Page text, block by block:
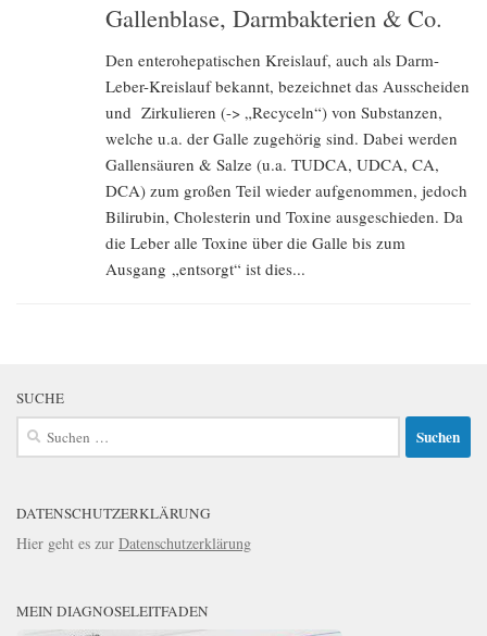
Gallenblase, Darmbakterien & Co.
Den enterohepatischen Kreislauf, auch als Darm-
Leber-Kreislauf bekannt, bezeichnet das Ausscheiden
und Zirkulieren (-> „Recyceln“) von Substanzen,
welche u.a. der Galle zugehörig sind. Dabei werden
Gallensäuren & Salze (u.a. TUDCA, UDCA, CA,
DCA) zum großen Teil wieder aufgenommen, jedoch
Bilirubin, Cholesterin und Toxine ausgeschieden. Da
die Leber alle Toxine über die Galle bis zum
Ausgang „entsorgt“ ist dies...
SUCHE
Suchen
nach:
DATENSCHUTZERKLÄRUNG
Hier geht es zur Datenschutzerklärung
MEIN DIAGNOSELEITFADEN